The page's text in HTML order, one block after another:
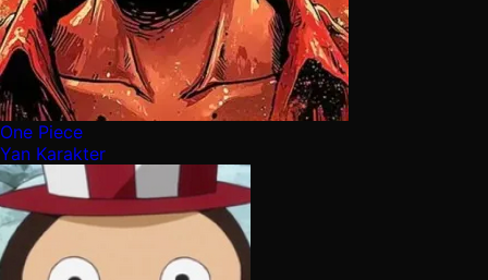
One Piece
Yan Karakter